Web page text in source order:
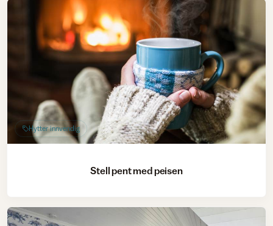
Hytter innvendig
Stell pent med peisen